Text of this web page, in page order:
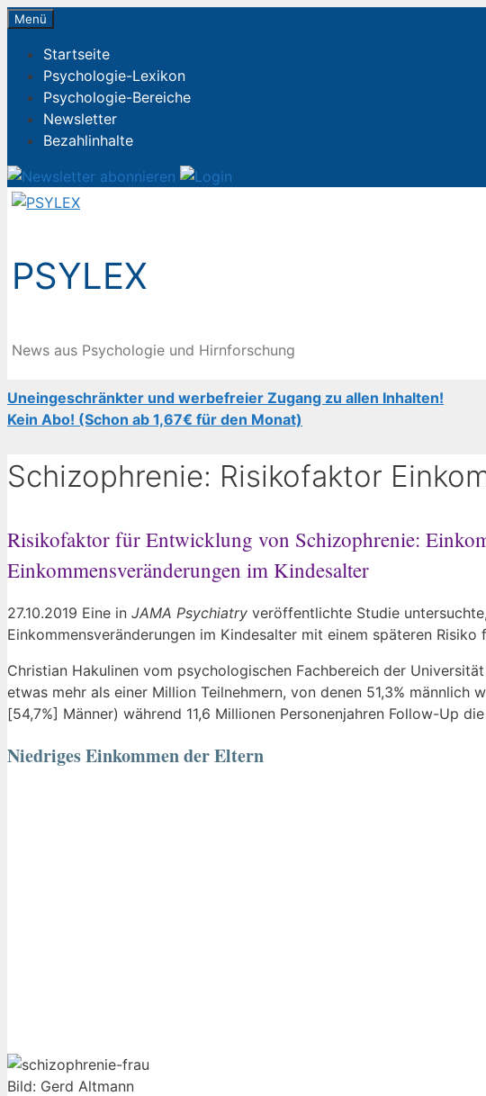
Zum
springen
Menü
Startseite
Psychologie-Lexikon
Psychologie-Bereiche
Newsletter
Bezahlinhalte
PSYLEX
News aus Psychologie und Hirnforschung
Uneingeschränkter und werbefreier Zugang zu allen Inhalten!
Kein Abo! (Schon ab 1,67€ für den Monat)
Schizophrenie: Risikofaktor
Risikofaktor für Entwicklung von Schizophrenie:
Einkommensveränderungen im Kindesalter
27.10.2019 Eine in JAMA Psychiatry veröffentlichte Studie
Einkommensveränderungen im Kindesalter mit einem späteren
Christian Hakulinen vom psychologischen Fachbereich der
etwas mehr als einer Million Teilnehmern, von denen 51,3% männlich
[54,7%] Männer) während 11,6 Millionen Personenjahren Follow-Up
Niedriges Einkommen der Eltern
Bild: Gerd Altmann